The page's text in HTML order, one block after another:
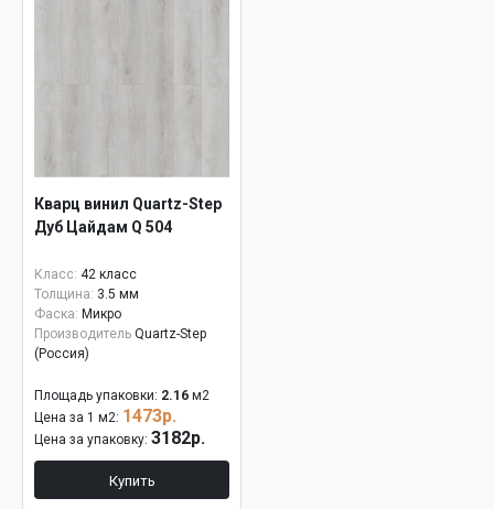
Кварц винил Quartz-Step
Дуб Цайдам Q 504
Класс: 42 класс
Толщина: 3.5 мм
Фаска: Микро
Производитель Quartz-Step
(Россия)
Площадь упаковки: 2.16 м2
Цена за 1 м2: 1473р.
Цена за упаковку: 3182р.
Купить